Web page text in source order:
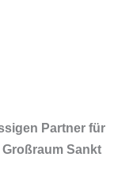
Partner für
Großraum Sankt